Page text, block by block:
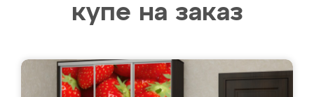
купе на заказ